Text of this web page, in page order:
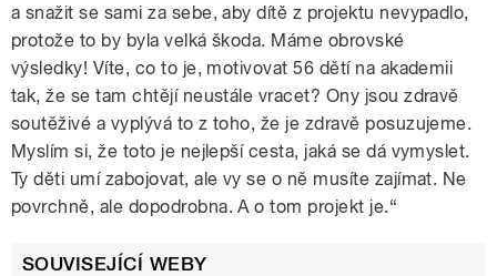
a snažit se sami za sebe, aby dítě z projektu nevypadlo,
protože to by byla velká škoda. Máme obrovské
výsledky! Víte, co to je, motivovat 56 dětí na akademii
tak, že se tam chtějí neustále vracet? Ony jsou zdravě
soutěživé a vyplývá to z toho, že je zdravě posuzujeme.
Myslím si, že toto je nejlepší cesta, jaká se dá vymyslet.
Ty děti umí zabojovat, ale vy se o ně musíte zajímat. Ne
povrchně, ale dopodrobna. A o tom projekt je.“
SOUVISEJÍCÍ WEBY